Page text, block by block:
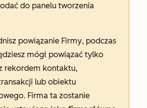
do panelu tworzenia
powiązanie Firmy, podczas
mógł powiązać tylko
rekordem kontaktu,
lub obiektu
Firma ta zostanie